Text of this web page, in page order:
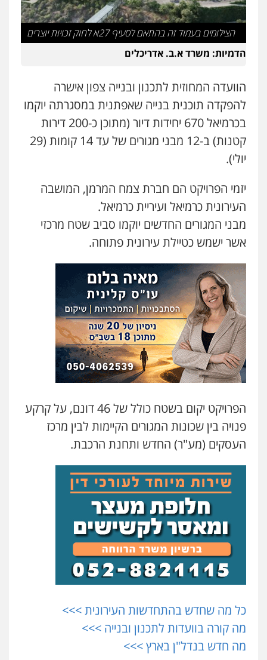
הצילומים בעמוד זה בהתאם לסעיף 27א לחוק זכויות יוצרים
הדמיות: משרד א.ב. אדריכלים
הוועדה המחוזית לתכנון ובנייה צפון אישרה
להפקדה תוכנית בנייה שאפתנית במסגרתה יוקמו
בכרמיאל 670 יחידות דיור (מתוכן כ-200 דירות
קטנות) ב-12 מבני מגורים של עד 14 קומות (29
יולי).
יזמי הפרויקט הם חברת צמח המרמן, המושבה
העירונית כרמיאל ועיריית כרמיאל.
מבני המגורים החדשים יוקמו סביב שטח מרכזי
אשר ישמש כטיילת עירונית פתוחה.
הפרויקט יקום בשטח כולל של 46 דונם, על קרקע
פנויה בין שכונות המגורים הקיימות לבין מרכז
העסקים (מע"ר) החדש ותחנת הרכבת.
כל מה שחדש בהתחדשות העירונית >>>
מה קורה בוועדות לתכנון ובנייה >>>
מה חדש בנדל"ן בארץ >>>